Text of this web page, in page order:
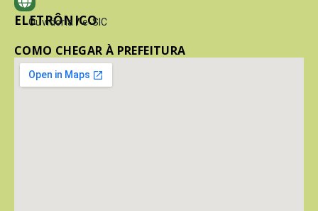
ELETRÔNICO
Ouvidoria / e-SIC
COMO CHEGAR À PREFEITURA